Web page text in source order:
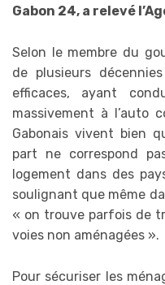
Gabon 24, a relevé
Selon le membre du
de plusieurs
efficaces, ayant
massivement à l’auto
Gabonais vivent bien
part ne correspond
logement dans des
soulignant que même
« on trouve parfois de
voies non aménagées ».
Pour sécuriser les